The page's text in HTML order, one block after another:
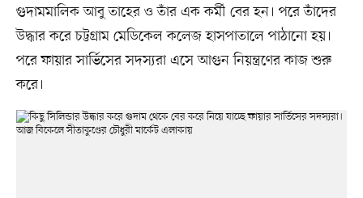
গুদামমালিক আবু তাহের ও তাঁর এক কর্মী বের হন। পরে তাঁদের
উদ্ধার করে চট্টগ্রাম মেডিকেল কলেজ হাসপাতালে পাঠানো হয়।
পরে ফায়ার সার্ভিসের সদস্যরা এসে আগুন নিয়ন্ত্রণের কাজ শুরু
করে।